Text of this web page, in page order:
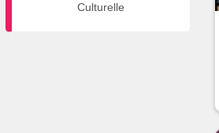
Culturelle